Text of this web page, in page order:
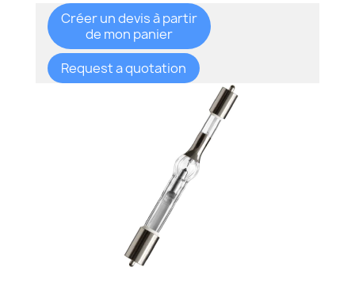
Créer un devis à partir
de mon panier
Request a quotation